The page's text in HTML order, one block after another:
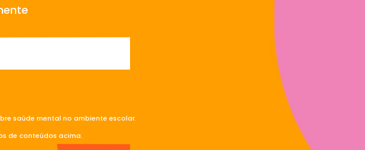
saúde mental no ambiente escolar.
de conteúdos acima.